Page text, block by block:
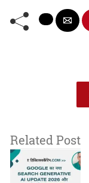
Related Post